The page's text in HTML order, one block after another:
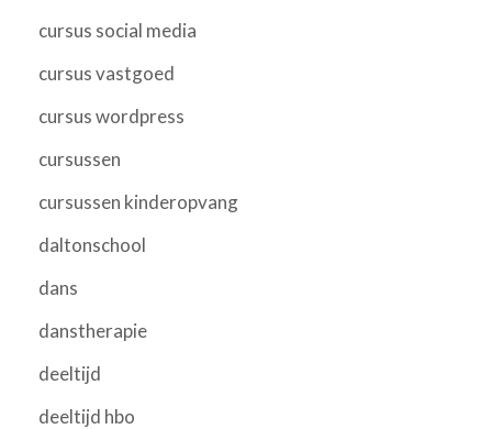
cursus social media
cursus vastgoed
cursus wordpress
cursussen
cursussen kinderopvang
daltonschool
dans
danstherapie
deeltijd
deeltijd hbo